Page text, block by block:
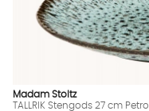
Madam Stoltz
TALLRIK Stengods 27 cm Petrol